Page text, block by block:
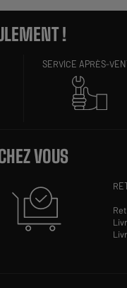
!
SERVICE APRÈS-
VOUS